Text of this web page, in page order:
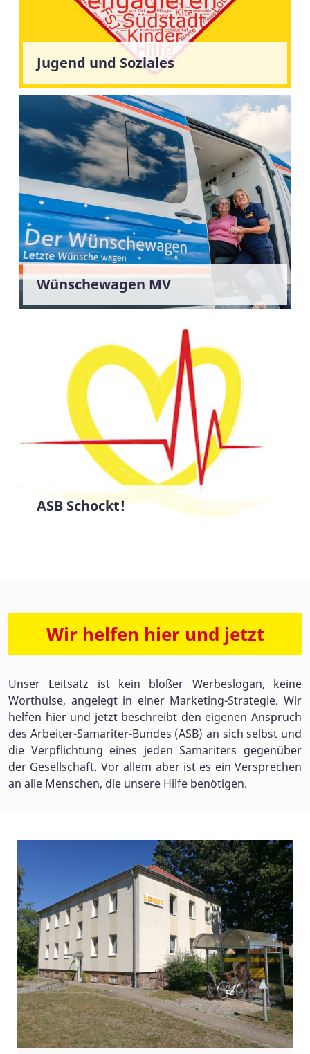
Jugend und Soziales
Wünschewagen MV
ASB Schockt!
Wir helfen hier und jetzt
Unser Leitsatz ist kein bloßer Werbeslogan, keine
Worthülse, angelegt in einer Marketing-Strategie. Wir
helfen hier und jetzt beschreibt den eigenen Anspruch
des Arbeiter-Samariter-Bundes (ASB) an sich selbst und
die Verpflichtung eines jeden Samariters gegenüber
der Gesellschaft. Vor allem aber ist es ein Versprechen
an alle Menschen, die unsere Hilfe benötigen.